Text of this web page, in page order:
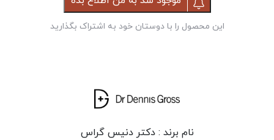
این محصول را با دوستان خود به اشتراک بگذارید
نام برند :دکتر دنیس گراس